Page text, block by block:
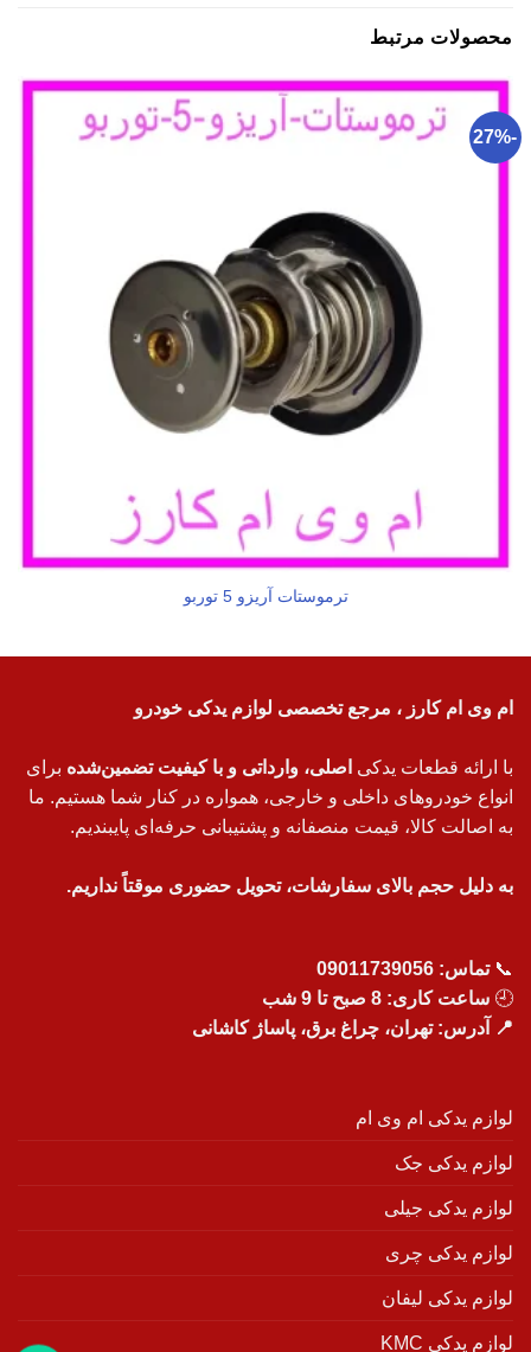
محصولات مرتبط
-27%
ترموستات آریزو 5 توربو
ام وی ام کارز ، مرجع تخصصی لوازم یدکی خودرو
با ارائه قطعات یدکی اصلی، وارداتی و با کیفیت تضمین‌شده برای
انواع خودروهای داخلی و خارجی، همواره در کنار شما هستیم. ما
به اصالت کالا، قیمت منصفانه و پشتیبانی حرفه‌ای پایبندیم.
به دلیل حجم بالای سفارشات، تحویل حضوری موقتاً نداریم.
📞تماس: 09011739056
🕘 ساعت کاری: 8 صبح تا 9 شب
📍 آدرس: تهران، چراغ برق، پاساژ کاشانی
لوازم یدکی ام وی ام
لوازم یدکی جک
لوازم یدکی جیلی
لوازم یدکی چری
لوازم یدکی لیفان
لوازم یدکی KMC